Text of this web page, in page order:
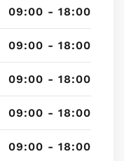
09:00 - 18:00
09:00 - 18:00
09:00 - 18:00
09:00 - 18:00
09:00 - 18:00